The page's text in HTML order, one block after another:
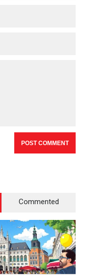
Commented